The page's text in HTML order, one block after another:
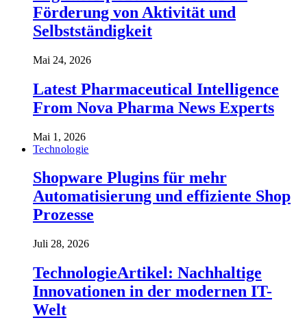
Förderung von Aktivität und
Selbstständigkeit
Mai 24, 2026
Latest Pharmaceutical Intelligence
From Nova Pharma News Experts
Mai 1, 2026
Technologie
Shopware Plugins für mehr
Automatisierung und effiziente Shop
Prozesse
Juli 28, 2026
TechnologieArtikel: Nachhaltige
Innovationen in der modernen IT-
Welt